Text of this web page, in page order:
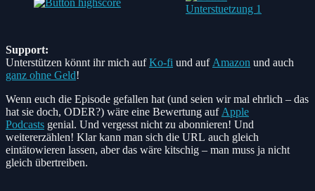
Support:
Unterstützen könnt ihr mich aufKo-fi und auf Amazon und auch
ganz ohne Geld!
Wenn euch die Episode gefallen hat (und seien wir mal ehrlich – das
hat sie doch, ODER?) wäre eine Bewertung auf Apple
Podcasts genial. Und vergesst nicht zu abonnieren! Und
weitererzählen! Klar kann man sich die URL auch gleich
eintätowieren lassen, aber das wäre kitschig – man muss ja nicht
gleich übertreiben.